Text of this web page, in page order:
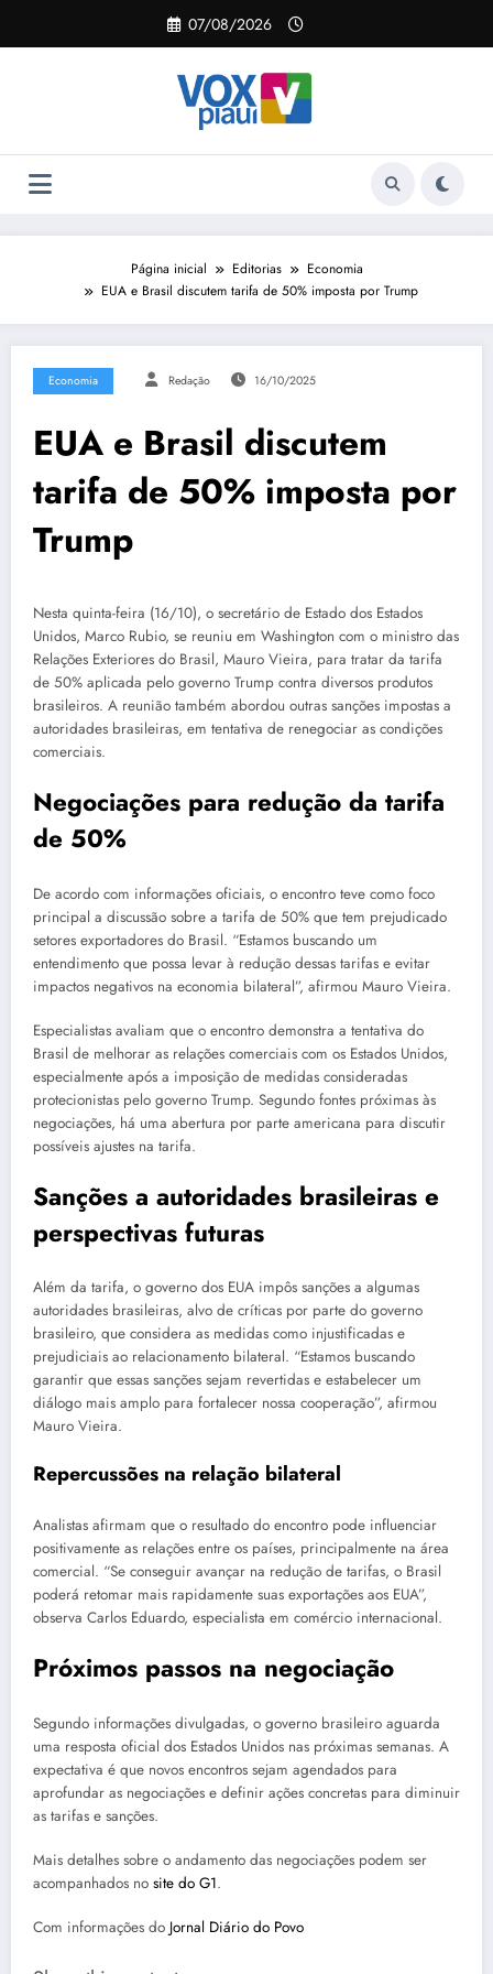
o
07/08/2026
Página inicial Editorias
Economia
EUA e Brasil discutem tarifa de 50% imposta por Trump
Economia Redação 16/10/2025
EUA e Brasil discutem
tarifa de 50% imposta por
Trump
Nesta quinta-feira (16/10), o secretário de Estado dos Estados
Unidos, Marco Rubio, se reuniu em Washington com o ministro das
Relações Exteriores do Brasil, Mauro Vieira, para tratar da tarifa
de 50% aplicada pelo governo Trump contra diversos produtos
brasileiros. A reunião também abordou outras sanções impostas a
autoridades brasileiras, em tentativa de renegociar as condições
comerciais.
Negociações para redução da tarifa
de 50%
De acordo com informações oficiais, o encontro teve como foco
principal a discussão sobre a tarifa de 50% que tem prejudicado
setores exportadores do Brasil. “Estamos buscando um
entendimento que possa levar à redução dessas tarifas e evitar
impactos negativos na economia bilateral”, afirmou Mauro Vieira.
Especialistas avaliam que o encontro demonstra a tentativa do
Brasil de melhorar as relações comerciais com os Estados Unidos,
especialmente após a imposição de medidas consideradas
protecionistas pelo governo Trump. Segundo fontes próximas às
negociações, há uma abertura por parte americana para discutir
possíveis ajustes na tarifa.
Sanções a autoridades brasileiras e
perspectivas futuras
Além da tarifa, o governo dos EUA impôs sanções a algumas
autoridades brasileiras, alvo de críticas por parte do governo
brasileiro, que considera as medidas como injustificadas e
prejudiciais ao relacionamento bilateral. “Estamos buscando
garantir que essas sanções sejam revertidas e estabelecer um
diálogo mais amplo para fortalecer nossa cooperação”, afirmou
Mauro Vieira.
Repercussões na relação bilateral
Analistas afirmam que o resultado do encontro pode influenciar
positivamente as relações entre os países, principalmente na área
comercial. “Se conseguir avançar na redução de tarifas, o Brasil
poderá retomar mais rapidamente suas exportações aos EUA”,
observa Carlos Eduardo, especialista em comércio internacional.
Próximos passos na negociação
Segundo informações divulgadas, o governo brasileiro aguarda
uma resposta oficial dos Estados Unidos nas próximas semanas. A
expectativa é que novos encontros sejam agendados para
aprofundar as negociações e definir ações concretas para diminuir
as tarifas e sanções.
Mais detalhes sobre o andamento das negociações podem ser
acompanhados no site do G1.
Com informações do Jornal Diário do Povo